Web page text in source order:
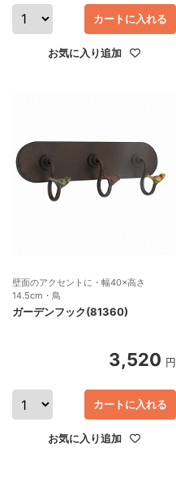
カートに入れる
お気に入り追加
壁面のアクセントに・幅40×高さ
14.5cm・鳥
ガーデンフック(81360)
3,520 円
カートに入れる
お気に入り追加